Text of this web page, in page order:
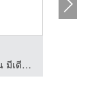
ผลิตและจำหน่ายธงทุกประเภท ตงก๊วน มีเดีย พริ้นติ้ง